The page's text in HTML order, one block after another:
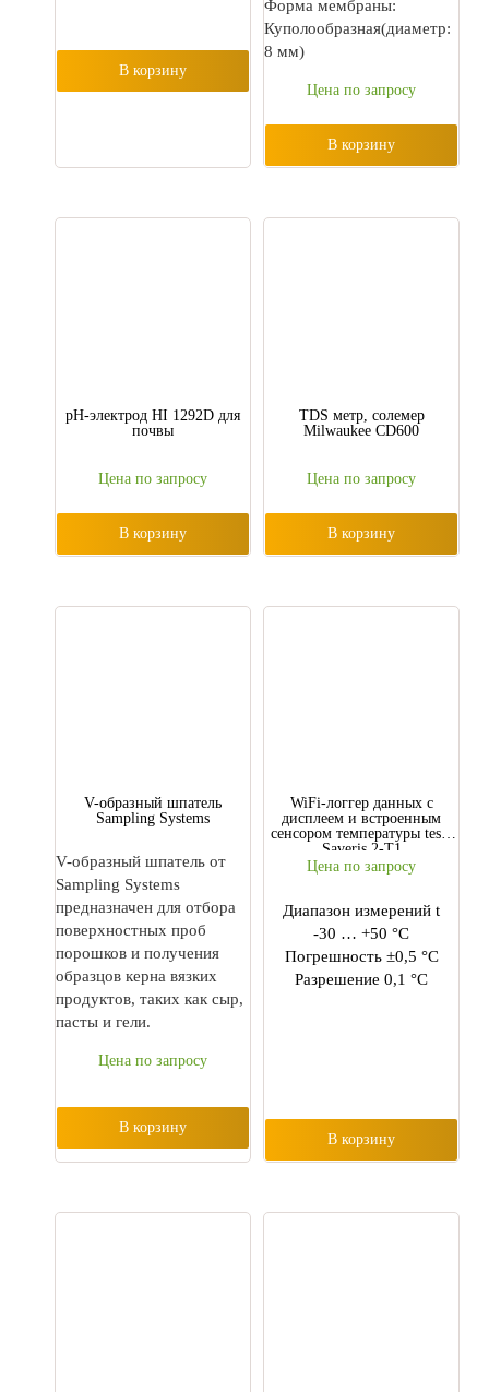
В корзину
Форма мембраны:
Куполообразная(диаметр:
8 мм)
Цена по запросу
В корзину
pH-электрод HI 1292D для
почвы
Цена по запросу
В корзину
TDS метр, солемер
Milwaukee CD600
Цена по запросу
В корзину
V-образный шпатель
Sampling Systems
V-образный шпатель от
Sampling Systems
предназначен для отбора
поверхностных проб
порошков и получения
образцов керна вязких
продуктов, таких как сыр,
пасты и гели.
Цена по запросу
В корзину
WiFi-логгер данных с
дисплеем и встроенным
сенсором температуры testo
Saveris 2-T1
Цена по запросу
Диапазон измерений t
-30 … +50 °C
Погрешность ±0,5 °C
Разрешение 0,1 °C
В корзину